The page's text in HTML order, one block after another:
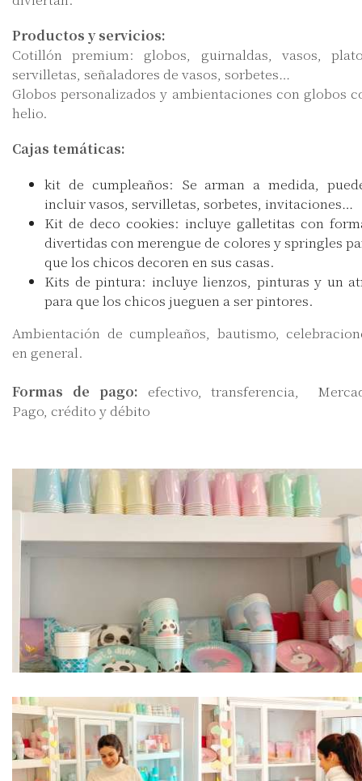
Productos y servicios:
Cotillón premium: globos, guirnaldas, vasos,
servilletas, señaladores de vasos, sorbetes…
Globos personalizados y ambientaciones con globos
helio.
Cajas temáticas:
kit de cumpleaños: Se arman a medida,
incluir vasos, servilletas, sorbetes, invitaciones…
Kit de deco cookies: incluye galletitas con
divertidas con merengue de colores y springles
que los chicos decoren en sus casas.
Kits de pintura: incluye lienzos, pinturas y un
para que los chicos jueguen a ser pintores.
Ambientación de cumpleaños, bautismo,
en general.
Formas de pago: efectivo, transferencia,
Pago, crédito y débito